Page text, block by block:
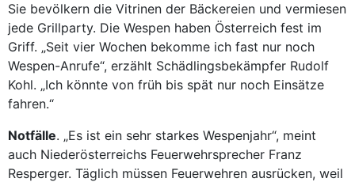
Sie bevölkern die Vitrinen der Bäckereien und vermiesen
jede Grillparty. Die Wespen haben Österreich fest im
Griff. „Seit vier Wochen bekomme ich fast nur noch
Wespen-Anrufe“, erzählt Schädlingsbekämpfer Rudolf
Kohl. „Ich könnte von früh bis spät nur noch Einsätze
fahren.“
Notfälle. „Es ist ein sehr starkes Wespenjahr“, meint
auch Niederösterreichs Feuerwehrsprecher Franz
Resperger. Täglich müssen Feuerwehren ausrücken, weil